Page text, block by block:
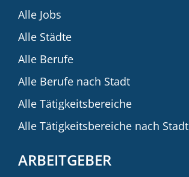
Alle Jobs
Alle Städte
Alle Berufe
Alle Berufe nach Stadt
Alle Tätigkeitsbereiche
Alle Tätigkeitsbereiche nach Stadt
ARBEITGEBER